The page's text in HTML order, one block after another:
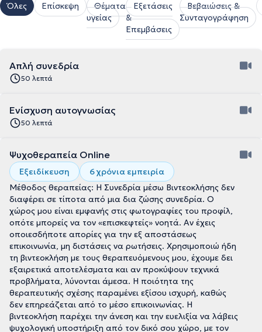
Όλες Επίσκεψη
Θέματα
υγείας
Εξετάσεις
&
Επεμβάσεις
Βεβαιώσεις &
Συνταγογράφηση
Απλή συνεδρία
50 λεπτά
Ενίσχυση αυτογνωσίας
50 λεπτά
Ψυχοθεραπεία Online
Εξειδίκευση
6 χρόνια εμπειρία
Μέθοδος θεραπείας: Η Συνεδρία μέσω Βιντεοκλήσης δεν
διαφέρει σε τίποτα από μια δια ζώσης συνεδρία. Ο
χώρος μου είναι εμφανής στις φωτογραφίες του προφίλ,
οπότε μπορείς να τον «επισκεφτείς» νοητά. Αν έχεις
οποιεσδήποτε απορίες για την εξ αποστάσεως
επικοινωνία, μη διστάσεις να ρωτήσεις. Χρησιμοποιώ ήδη
τη βιντεοκλήση με τους θεραπευόμενους μου, έχουμε δει
εξαιρετικά αποτελέσματα και αν προκύψουν τεχνικά
προβλήματα, λύνονται άμεσα. Η ποιότητα της
θεραπευτικής σχέσης παραμένει εξίσου ισχυρή, καθώς
δεν επηρεάζεται από το μέσο επικοινωνίας. Η
βιντεοκλήση παρέχει την άνεση και την ευελιξία να λάβεις
ψυχολογική υποστήριξη από τον δικό σου χώρο, με τον